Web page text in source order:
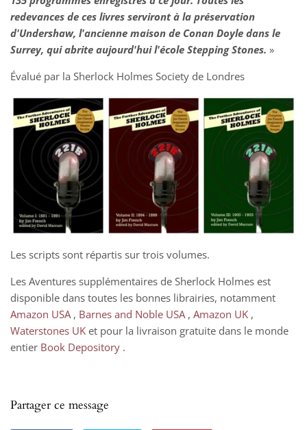
redevances de ces livres serviront à la préservation
d'Undershaw, l'ancienne maison de Conan Doyle dans le
Surrey, qui abrite aujourd'hui l'école Stepping Stones. »
Évalué par la Sherlock Holmes Society de Londres
Les scripts sont répartis sur trois volumes.
Les Aventures supplémentaires de Sherlock Holmes est
disponible dans toutes les bonnes librairies, notamment
Amazon USA , Barnes and Noble USA , Amazon UK ,
Waterstones UK et pour la livraison gratuite dans le monde
entier Book Depository .
Partager ce message